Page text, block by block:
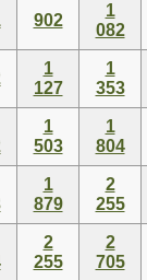
902
1
082
1
127
1
353
1
503
1
804
1
879
2
255
2
255
2
705